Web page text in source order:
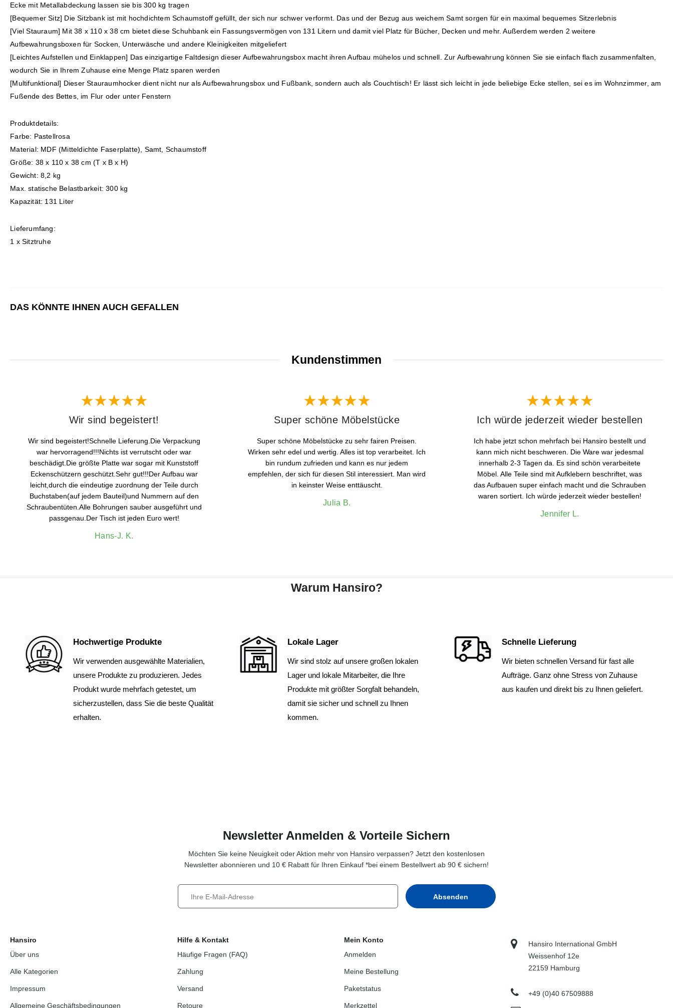
Ecke mit Metallabdeckung lassen sie bis 300 kg tragen
[Bequemer Sitz] Die Sitzbank ist mit hochdichtem Schaumstoff gefüllt, der sich nur schwer verformt. Das und der Bezug aus weichem Samt sorgen für ein maximal bequemes Sitzerlebnis
[Viel Stauraum] Mit 38 x 110 x 38 cm bietet diese Schuhbank ein Fassungsvermögen von 131 Litern und damit viel Platz für Bücher, Decken und mehr. Außerdem werden 2 weitere
Aufbewahrungsboxen für Socken, Unterwäsche und andere Kleinigkeiten mitgeliefert
[Leichtes Aufstellen und Einklappen] Das einzigartige Faltdesign dieser Aufbewahrungsbox macht ihren Aufbau mühelos und schnell. Zur Aufbewahrung können Sie sie einfach flach zusammenfalten,
wodurch Sie in Ihrem Zuhause eine Menge Platz sparen werden
[Multifunktional] Dieser Stauraumhocker dient nicht nur als Aufbewahrungsbox und Fußbank, sondern auch als Couchtisch! Er lässt sich leicht in jede beliebige Ecke stellen, sei es im Wohnzimmer, am
Fußende des Bettes, im Flur oder unter Fenstern
Produktdetails:
Farbe: Pastellrosa
Material: MDF (Mitteldichte Faserplatte), Samt, Schaumstoff
Größe: 38 x 110 x 38 cm (T x B x H)
Gewicht: 8,2 kg
Max. statische Belastbarkeit: 300 kg
Kapazität: 131 Liter
Lieferumfang:
1 x Sitztruhe
DAS KÖNNTE IHNEN AUCH GEFALLEN
Kundenstimmen
Wir sind begeistert!
Wir sind begeistert!Schnelle Lieferung.Die Verpackung
war hervorragend!!!Nichts ist verrutscht oder war
beschädigt.Die größte Platte war sogar mit Kunststoff
Eckenschützern geschützt.Sehr gut!!!Der Aufbau war
leicht,durch die eindeutige zuordnung der Teile durch
Buchstaben(auf jedem Bauteil)und Nummern auf den
Schraubentüten.Alle Bohrungen sauber ausgeführt und
passgenau.Der Tisch ist jeden Euro wert!
Hans-J. K.
Super schöne Möbelstücke
Super schöne Möbelstücke zu sehr fairen Preisen.
Wirken sehr edel und wertig. Alles ist top verarbeitet. Ich
bin rundum zufrieden und kann es nur jedem
empfehlen, der sich für diesen Stil interessiert. Man wird
in keinster Weise enttäuscht.
Julia B.
Ich würde jederzeit wieder bestellen
Ich habe jetzt schon mehrfach bei Hansiro bestellt und
kann mich nicht beschweren. Die Ware war jedesmal
innerhalb 2-3 Tagen da. Es sind schön verarbeitete
Möbel. Alle Teile sind mit Aufklebern beschriftet, was
das Aufbauen super einfach macht und die Schrauben
waren sortiert. Ich würde jederzeit wieder bestellen!
Jennifer L.
Warum Hansiro?
Hochwertige Produkte
Wir verwenden ausgewählte Materialien,
unsere Produkte zu produzieren. Jedes
Produkt wurde mehrfach getestet, um
sicherzustellen, dass Sie die beste Qualität
erhalten.
Lokale Lager
Wir sind stolz auf unsere großen lokalen
Lager und lokale Mitarbeiter, die Ihre
Produkte mit größter Sorgfalt behandeln,
damit sie sicher und schnell zu Ihnen
kommen.
Schnelle Lieferung
Wir bieten schnellen Versand für fast alle
Aufträge. Ganz ohne Stress von Zuhause
aus kaufen und direkt bis zu Ihnen geliefert.
Newsletter Anmelden & Vorteile Sichern
Möchten Sie keine Neuigkeit oder Aktion mehr von Hansiro verpassen? Jetzt den kostenlosen
Newsletter abonnieren und 10 € Rabatt für Ihren Einkauf *bei einem Bestellwert ab 90 € sichern!
Hansiro
Über uns
Alle Kategorien
Impressum
Allgemeine Geschäftsbedingungen
Hilfe & Kontakt
Häufige Fragen (FAQ)
Zahlung
Versand
Retoure
Mein Konto
Anmelden
Meine Bestellung
Paketstatus
Merkzettel
Hansiro International GmbH
Weissenhof 12e
22159 Hamburg
+49 (0)40 67509888